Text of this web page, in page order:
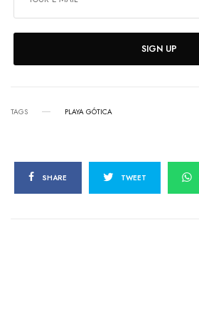
SIGN UP
TAGS PLAYA GÓTICA
SHARE TWEET